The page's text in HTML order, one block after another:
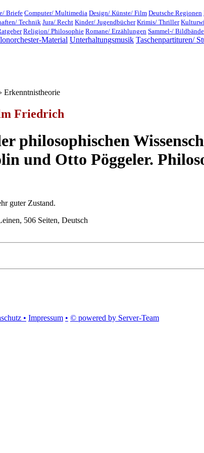
Briefe Computer/ Multimedia Design/ Künste/ Film Deutsche Regionen
Technik Jura/ Recht Kinder/ Jugendbücher Krimis/ Thriller
Religion/ Philosophie Romane/ Erzählungen Sammel-/ Bildbände
Material Unterhaltungsmusik Taschenpartituren/
Erkenntnistheorie
Friedrich
philosophischen
und Otto Pöggeler.
guter Zustand.
506 Seiten, Deutsch
• Impressum • © powered by Server-Team